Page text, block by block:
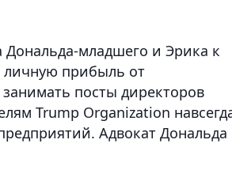
Дональда-младшего и Эрика к
личную прибыль от
посты директоров
Trump Organization
Адвокат Дональда